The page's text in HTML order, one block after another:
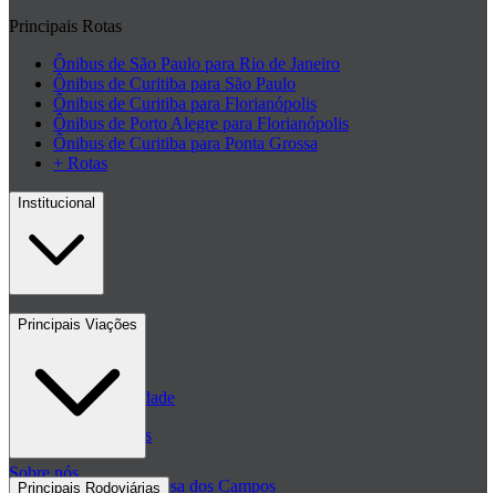
Principais Rotas
Ônibus de São Paulo para Rio de Janeiro
Ônibus de Curitiba para São Paulo
Ônibus de Curitiba para Florianópolis
Ônibus de Porto Alegre para Florianópolis
Ônibus de Curitiba para Ponta Grossa
+ Rotas
Institucional
Contato
Políticas de Privacidade
Passagens de ônibus
Sobre nós
Principais Viações
Passagem Princesa dos Campos
Principais Rodoviárias